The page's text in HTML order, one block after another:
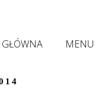
MENU